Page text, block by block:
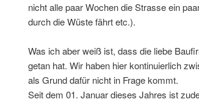
nicht alle paar Wochen die Strasse ein
durch die Wüste fährt etc.).
Was ich aber weiß ist, dass die liebe
getan hat. Wir haben hier kontinuierlich
als Grund dafür nicht in Frage kommt.
Seit dem 01. Januar dieses Jahres ist